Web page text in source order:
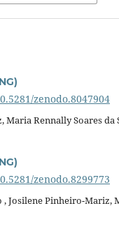
zenodo.8047904
Maria Rennally Soares
zenodo.8299773
, Josilene Pinheiro-Mariz,